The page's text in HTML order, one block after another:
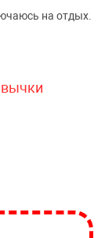
на отдых.